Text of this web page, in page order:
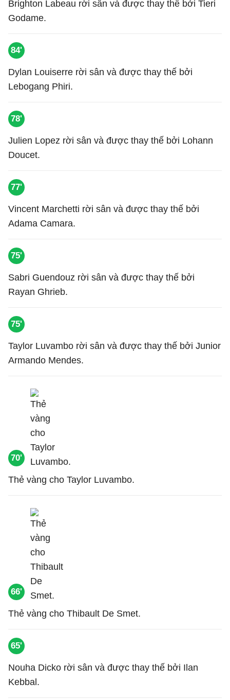
Brighton Labeau rời sân và được thay thế bởi Tieri
Godame.
84'
Dylan Louiserre rời sân và được thay thế bởi
Lebogang Phiri.
78'
Julien Lopez rời sân và được thay thế bởi Lohann
Doucet.
77'
Vincent Marchetti rời sân và được thay thế bởi
Adama Camara.
75'
Sabri Guendouz rời sân và được thay thế bởi
Rayan Ghrieb.
75'
Taylor Luvambo rời sân và được thay thế bởi Junior
Armando Mendes.
70'
Thẻ vàng cho Taylor Luvambo.
66'
Thẻ vàng cho Thibault De Smet.
65'
Nouha Dicko rời sân và được thay thế bởi Ilan
Kebbal.